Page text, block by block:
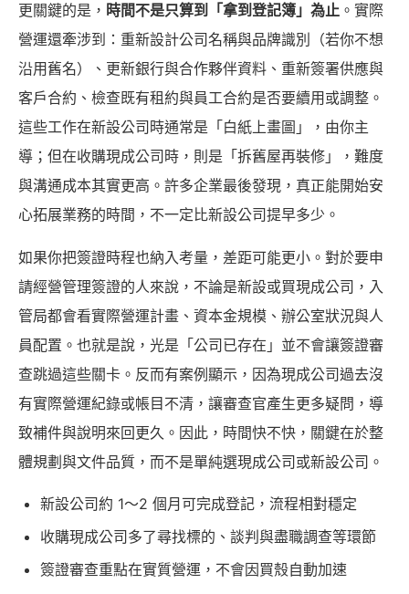
更關鍵的是， 時間不是只算到「拿到登記簿」為止 。實際
營運還牽涉到：重新設計公司名稱與品牌識別（若你不想
沿用舊名）、更新銀行與合作夥伴資料、重新簽署供應與
客戶合約、檢查既有租約與員工合約是否要續用或調整。
這些工作在新設公司時通常是「白紙上畫圖」，由你主
導；但在收購現成公司時，則是「拆舊屋再裝修」，難度
與溝通成本其實更高。許多企業最後發現，真正能開始安
心拓展業務的時間，不一定比新設公司提早多少。
如果你把簽證時程也納入考量，差距可能更小。對於要申
請經營管理簽證的人來說，不論是新設或買現成公司，入
管局都會看實際營運計畫、資本金規模、辦公室狀況與人
員配置。也就是說，光是「公司已存在」並不會讓簽證審
查跳過這些關卡。反而有案例顯示，因為現成公司過去沒
有實際營運紀錄或帳目不清，讓審查官產生更多疑問，導
致補件與說明來回更久。因此，時間快不快，關鍵在於整
體規劃與文件品質，而不是單純選現成公司或新設公司。
新設公司約 1～2 個月可完成登記，流程相對穩定
收購現成公司多了尋找標的、談判與盡職調查等環節
簽證審查重點在實質營運，不會因買殼自動加速